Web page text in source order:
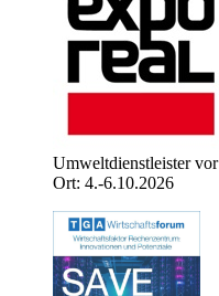
Umweltdienstleister vor
Ort: 4.-6.10.2026